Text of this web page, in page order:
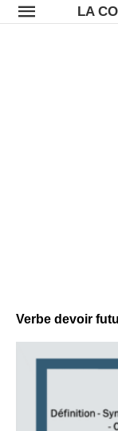
LA
Verbe devoir